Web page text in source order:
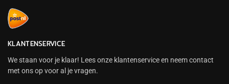
KLANTENSERVICE
We staan voor je klaar! Lees onze klantenservice en neem contact
met ons op voor al je vragen.